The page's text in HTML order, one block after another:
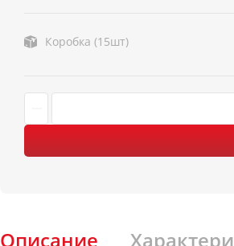
Коробка (15шт)
Описание